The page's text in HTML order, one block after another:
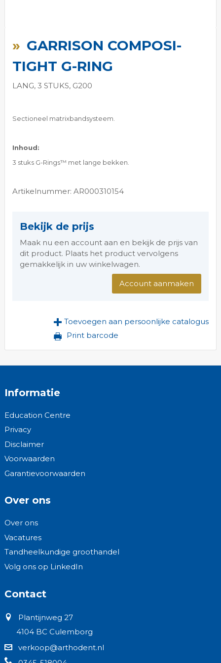
GARRISON COMPOSI-
TIGHT G-RING
LANG, 3 STUKS, G200
Sectioneel matrixbandsysteem.
Inhoud:
3 stuks G-Rings™ met lange bekken.
Artikelnummer: AR000310154
Bekijk de prijs
Maak nu een account aan en bekijk de prijs van
dit product. Plaats het product vervolgens
gemakkelijk in uw winkelwagen.
Account aanmaken
Toevoegen aan persoonlijke catalogus
Print barcode
het
afbeeldingen-
Informatie
Education Centre
Privacy
Disclaimer
Voorwaarden
Garantievoorwaarden
Over ons
Over ons
Vacatures
Tandheelkundige groothandel
Volg ons op LinkedIn
Contact
Plantijnweg 27
4104 BC Culemborg
verkoop@arthodent.nl